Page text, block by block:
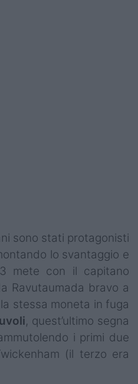
sono stati protagonisti
lo svantaggio e
mete con il capitano
Ravutaumada bravo a
stessa moneta in fuga
, quest’ultimo segna
i primi due
(il terzo era